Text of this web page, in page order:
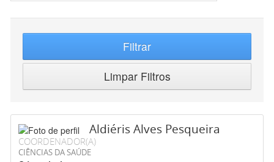
Filtrar
Limpar Filtros
Aldiéris Alves Pesqueira
COORDENADOR(A)
CIÊNCIAS DA SAÚDE